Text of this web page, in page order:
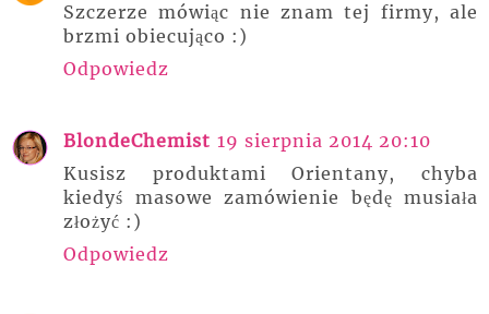
Szczerze mówiąc nie znam tej firmy, ale
brzmi obiecująco :)
Odpowiedz
BlondeChemist 19 sierpnia 2014 20:10
Kusisz produktami Orientany, chyba
kiedyś masowe zamówienie będę musiała
złożyć :)
Odpowiedz